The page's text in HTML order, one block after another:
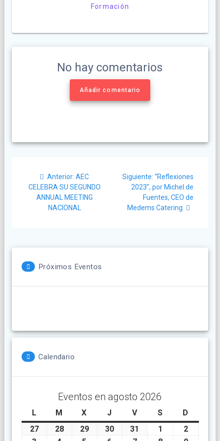
Formación
No hay comentarios
Añadir comentario
de
entradas
Anterior: Post
anterior:
AEC
CELEBRA SU SEGUNDO
ANNUAL MEETING
NACIONAL
Siguiente: Siguiente
post:
“Reflexiones
2023”, por Michel de
Fuentes, CEO de
Medems Catering
Próximos Eventos
Calendario
Eventos en agosto 2026
LlunesM martes
X miércoles
Jjueves
Vviernes
Ssábado
D
27julio
28julio
29julio
30julio
31 1
agosto
2agosto